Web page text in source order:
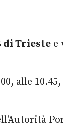
di Trieste e
alle 10.45,